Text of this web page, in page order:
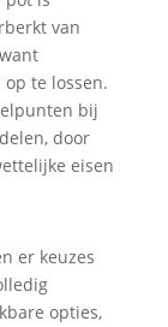
van
te lossen.
bij
door
eisen
er keuzes
opties,